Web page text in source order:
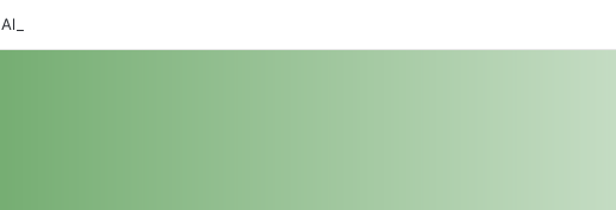
Alevi meselesi 3-5 valiyle çözülmez, bu bir eşit yurttaşlık sorunudur!